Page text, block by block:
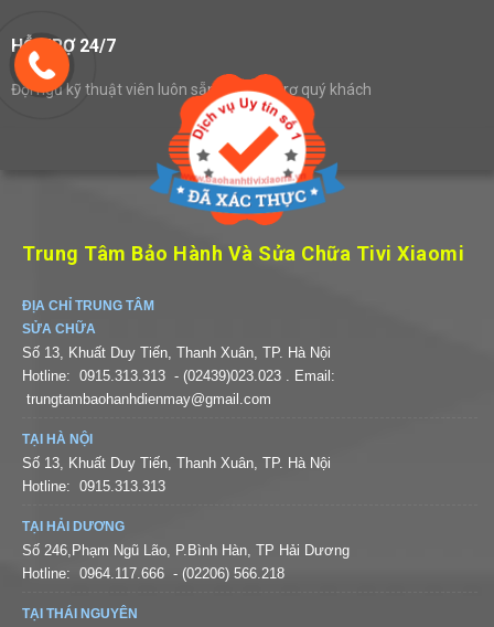
HỖ TRỢ 24/7
Đội ngũ kỹ thuật viên luôn sẵn sàng hỗ trợ quý khách
Trung Tâm Bảo Hành Và Sửa Chữa Tivi Xiaomi
ĐỊA CHỈ TRUNG TÂM
SỬA CHỮA
Số 13, Khuất Duy Tiến, Thanh Xuân, TP. Hà Nội
Hotline: 0915.313.313 - (02439)023.023
. Email:
trungtambaohanhdienmay@gmail.com
TẠI HÀ NỘI
Số 13, Khuất Duy Tiến, Thanh Xuân, TP. Hà Nội
Hotline: 0915.313.313
TẠI HẢI DƯƠNG
Số 246,Phạm Ngũ Lão, P.Bình Hàn, TP Hải Dương
Hotline: 0964.117.666 - (02206) 566.218
TẠI THÁI NGUYÊN